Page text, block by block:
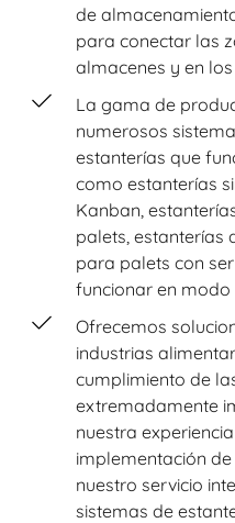
de
para conectar las
almacenes y en
La gama de
numerosos
estanterías que
como estanterías
Kanban,
palets, estanterías
para palets con
funcionar en modo
Ofrecemos
industrias
cumplimiento de
extremadamente
nuestra
implementación
nuestro servicio
sistemas de